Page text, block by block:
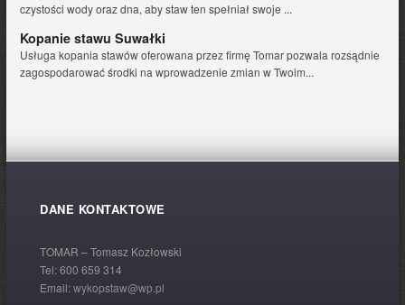
czystości wody oraz dna, aby staw ten spełniał swoje ...
Kopanie stawu Suwałki
Usługa kopania stawów oferowana przez firmę Tomar pozwala rozsądnie
zagospodarować środki na wprowadzenie zmian w Twoim...
DANE KONTAKTOWE
TOMAR – Tomasz Kozłowski
Tel:600 659 314
Email:wykopstaw@wp.pl